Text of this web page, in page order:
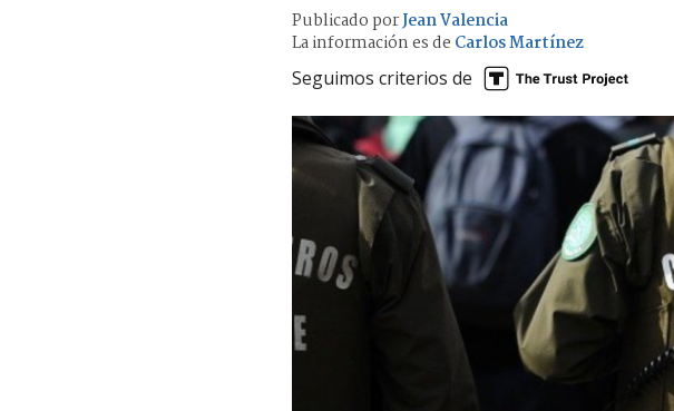
Publicado porJean Valencia
La información es de Carlos Martínez
Seguimos criterios de